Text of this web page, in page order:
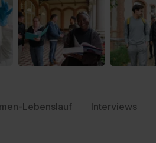
Lebenslauf Interviews